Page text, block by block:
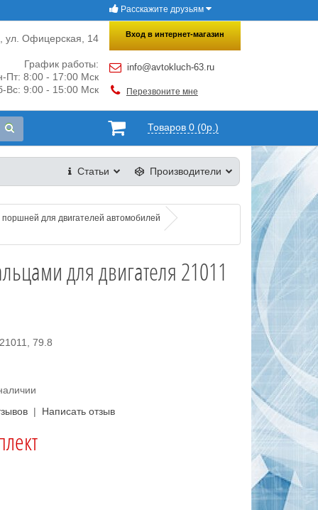
×
Расскажите друзьям
Вход в интернет-магазин
info@avtokluch-63.ru
Перезвоните мне
ул. Офицерская, 14
График работы:
Пт: 8:00 - 17:00 Мск
Вс: 9:00 - 15:00 Мск
Товаров 0 (0р.)
Производители
Статьи
для двигателей автомобилей
для двигателя 21011
79.8
| Написать отзыв